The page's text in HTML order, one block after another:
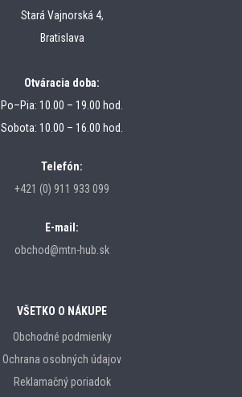
Stará Vajnorská 4,
Bratislava
Otváracia doba:
Po–Pia: 10.00 – 19.00 hod.
Sobota: 10.00 – 16.00 hod.
Telefón:
+421 (0) 911 933 099
E-mail:
obchod@mtn-hub.sk
VŠETKO O NÁKUPE
Obchodné podmienky
Ochrana osobných údajov
Reklamačný poriadok